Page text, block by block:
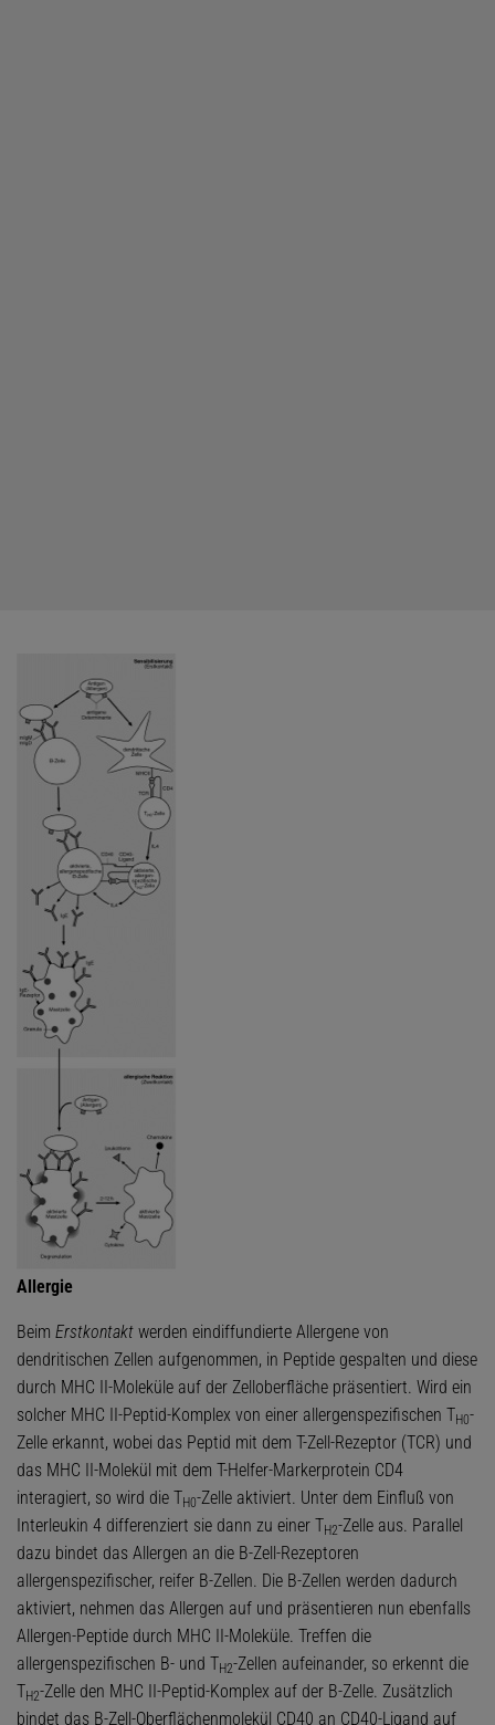
Allergie
Beim Erstkontakt werden eindiffundierte Allergene von
dendritischen Zellen aufgenommen, in Peptide gespalten und diese
durch MHC II-Moleküle auf der Zelloberfläche präsentiert. Wird ein
solcher MHC II-Peptid-Komplex von einer allergenspezifischen TH0-
Zelle erkannt, wobei das Peptid mit dem T-Zell-Rezeptor (TCR) und
das MHC II-Molekül mit dem T-Helfer-Markerprotein CD4
interagiert, so wird die TH0-Zelle aktiviert. Unter dem Einfluß von
Interleukin 4 differenziert sie dann zu einer TH2-Zelle aus. Parallel
dazu bindet das Allergen an die B-Zell-Rezeptoren
allergenspezifischer, reifer B-Zellen. Die B-Zellen werden dadurch
aktiviert, nehmen das Allergen auf und präsentieren nun ebenfalls
Allergen-Peptide durch MHC II-Moleküle. Treffen die
allergenspezifischen B- und TH2-Zellen aufeinander, so erkennt die
TH2-Zelle den MHC II-Peptid-Komplex auf der B-Zelle. Zusätzlich
bindet das B-Zell-Oberflächenmolekül CD40 an CD40-Ligand auf